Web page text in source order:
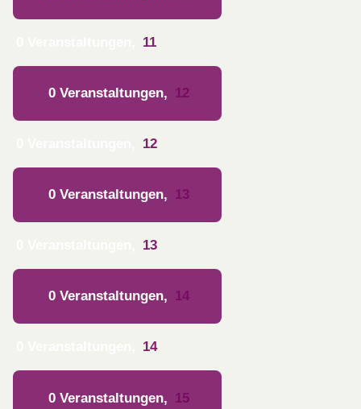
11
0 Veranstaltungen, 12
12
0 Veranstaltungen, 13
13
0 Veranstaltungen, 14
14
0 Veranstaltungen, 15